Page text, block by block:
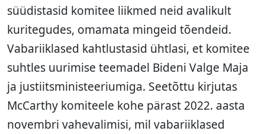
süüdistasid komitee liikmed neid avalikult
kuritegudes, omamata mingeid tõendeid.
Vabariiklased kahtlustasid ühtlasi, et komitee
suhtles uurimise teemadel Bideni Valge Maja
ja justiitsministeeriumiga. Seetõttu kirjutas
McCarthy komiteele kohe pärast 2022. aasta
novembri vahevalimisi, mil vabariiklased